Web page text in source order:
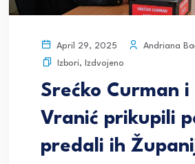
April 29, 2025
Andriana
Izbori, Izdvojeno
Srećko Curman i
Vranić prikupili
predali ih